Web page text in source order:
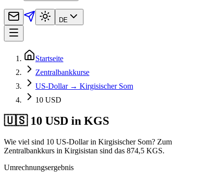
DE
Startseite
Zentralbankkurse
US-Dollar → Kirgisischer Som
10 USD
🇺🇸 10 USD in KGS
Wie viel sind 10 US-Dollar in Kirgisischer Som? Zum
Zentralbankkurs in Kirgisistan sind das 874,5 KGS.
Umrechnungsergebnis